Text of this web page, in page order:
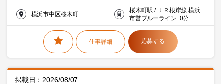
土／週5日以上(土･日含)
横浜市中区桜木町
桜木町駅 / ＪＲ根岸線 横浜
市営ブルーライン 0分
仕事詳細 応募する
掲載日：2026/08/07